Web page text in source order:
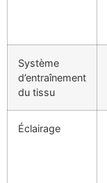
Système
d’entraînement
du tissu
Éclairage